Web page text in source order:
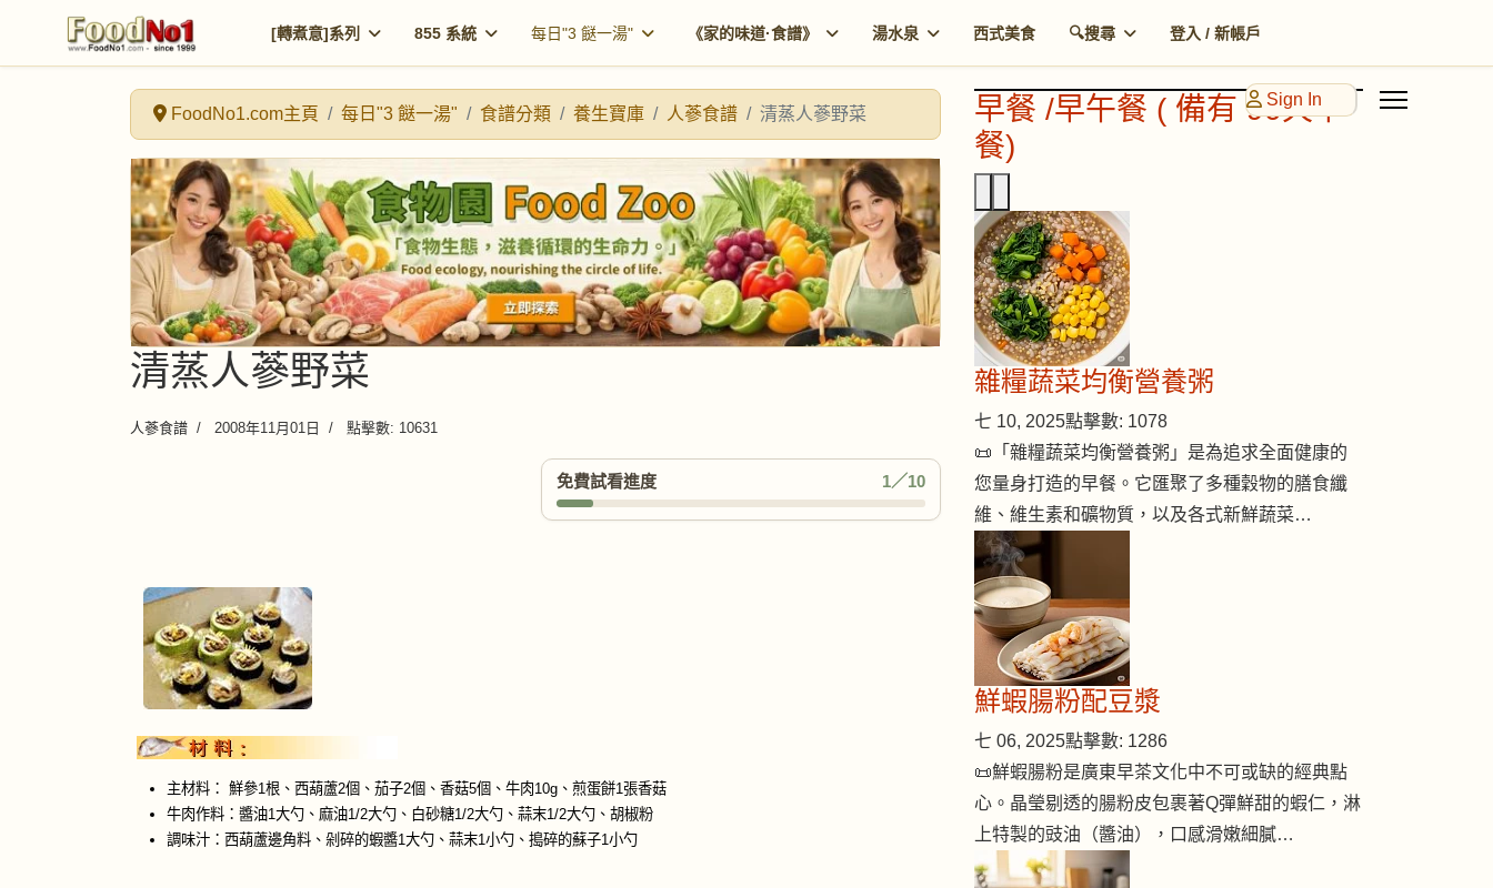
[轉煮意]系列 855 系統 每日"3 餸一湯" 《家的味道·食譜》 湯水泉 西式美食 🔍搜尋 登入 / 新帳戶
Sign In
FoodNo1.com主頁 每日"3 餸一湯" 食譜分類 養生寶庫 人蔘食譜 清蒸人蔘野菜
清蒸人蔘野菜
人蔘食譜 2008年11月01日 點擊數: 10631
免費試看進度 1／10
主材料： 鮮參1根、西葫蘆2個、茄子2個、香菇5個、牛肉10g、煎蛋餅1張香菇
牛肉作料：醬油1大勺、麻油1/2大勺、白砂糖1/2大勺、蒜末1/2大勺、胡椒粉
調味汁：西葫蘆邊角料、剁碎的蝦醬1大勺、蒜末1小勺、搗碎的蘇子1小勺
早餐 /早午餐 ( 備有 90天早
餐)
雜糧蔬菜均衡營養粥
七 10, 2025點擊數: 1078
📜「雜糧蔬菜均衡營養粥」是為追求全面健康的
您量身打造的早餐。它匯聚了多種穀物的膳食纖
維、維生素和礦物質，以及各式新鮮蔬菜…
鮮蝦腸粉配豆漿
七 06, 2025點擊數: 1286
📜鮮蝦腸粉是廣東早茶文化中不可或缺的經典點
心。晶瑩剔透的腸粉皮包裹著Q彈鮮甜的蝦仁，淋
上特製的豉油（醬油），口感滑嫩細膩…